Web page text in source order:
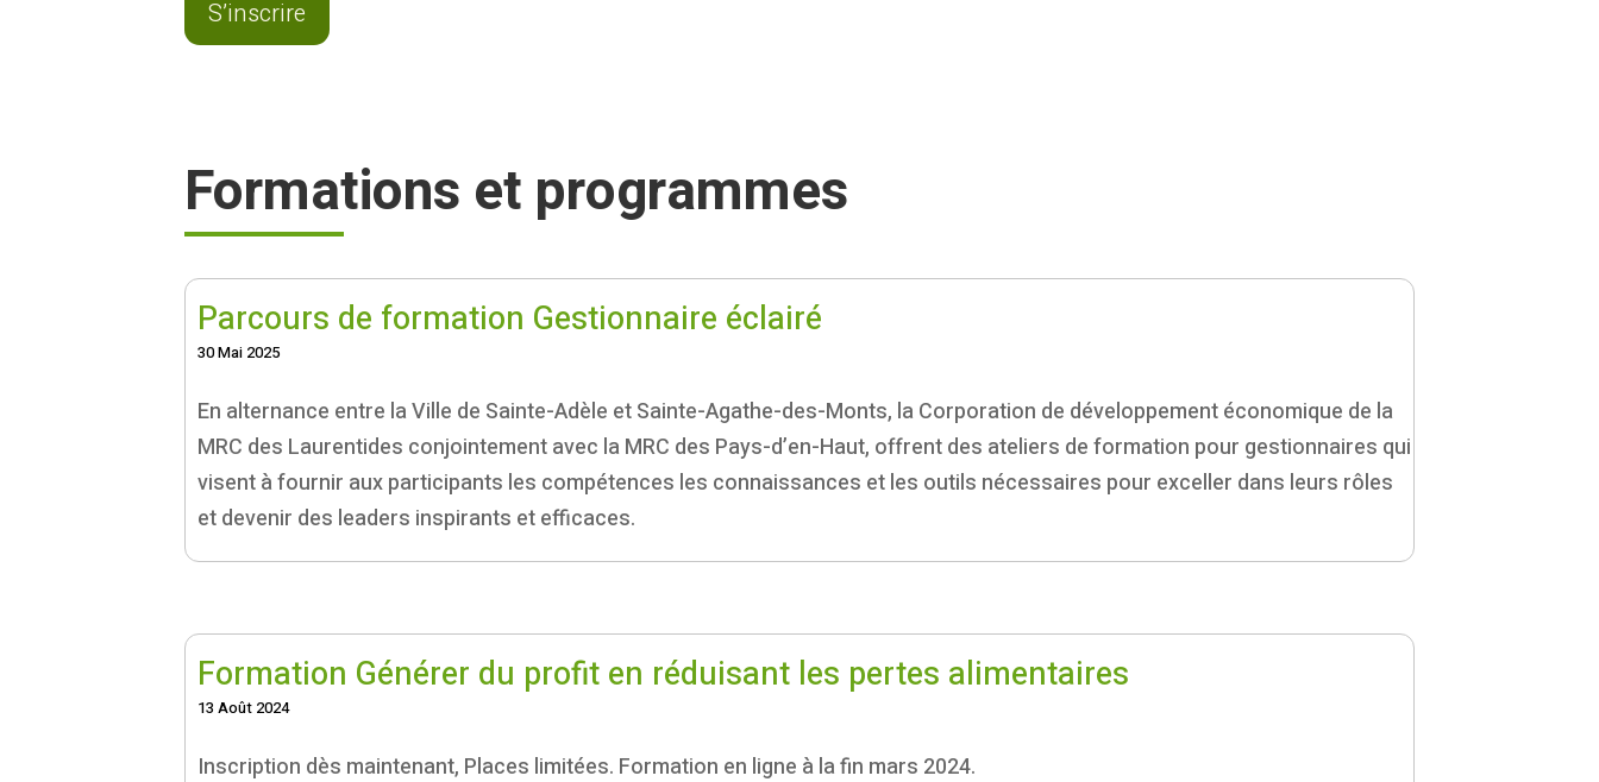
S’inscrire
Formations et programmes
Parcours de formation Gestionnaire éclairé
30 Mai 2025
En alternance entre la Ville de Sainte-Adèle et Sainte-Agathe-des-Monts, la Corporation de développement économique de la
MRC des Laurentides conjointement avec la MRC des Pays-d’en-Haut, offrent des ateliers de formation pour gestionnaires qui
visent à fournir aux participants les compétences les connaissances et les outils nécessaires pour exceller dans leurs rôles
et devenir des leaders inspirants et efficaces.
Formation Générer du profit en réduisant les pertes alimentaires
13 Août 2024
Inscription dès maintenant, Places limitées. Formation en ligne à la fin mars 2024.